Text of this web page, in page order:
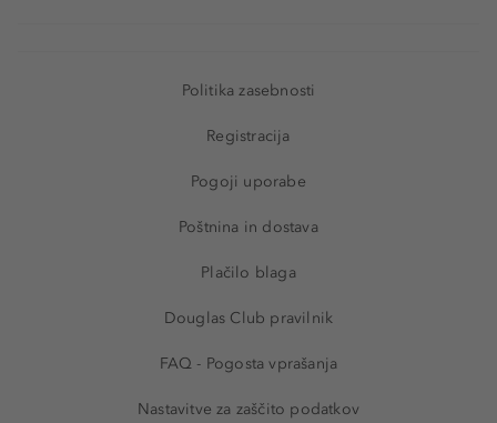
Politika zasebnosti
Registracija
Pogoji uporabe
Poštnina in dostava
Plačilo blaga
Douglas Club pravilnik
FAQ - Pogosta vprašanja
Nastavitve za zaščito podatkov